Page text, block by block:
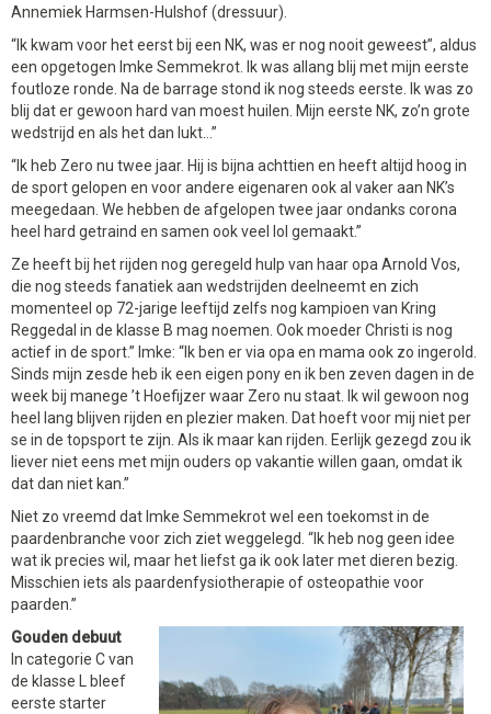
Annemiek Harmsen-Hulshof (dressuur).
“Ik kwam voor het eerst bij een NK, was er nog nooit geweest”, aldus
een opgetogen Imke Semmekrot. Ik was allang blij met mijn eerste
foutloze ronde. Na de barrage stond ik nog steeds eerste. Ik was zo
blij dat er gewoon hard van moest huilen. Mijn eerste NK, zo’n grote
wedstrijd en als het dan lukt…”
“Ik heb Zero nu twee jaar. Hij is bijna achttien en heeft altijd hoog in
de sport gelopen en voor andere eigenaren ook al vaker aan NK’s
meegedaan. We hebben de afgelopen twee jaar ondanks corona
heel hard getraind en samen ook veel lol gemaakt.”
Ze heeft bij het rijden nog geregeld hulp van haar opa Arnold Vos,
die nog steeds fanatiek aan wedstrijden deelneemt en zich
momenteel op 72-jarige leeftijd zelfs nog kampioen van Kring
Reggedal in de klasse B mag noemen. Ook moeder Christi is nog
actief in de sport.” Imke: “Ik ben er via opa en mama ook zo ingerold.
Sinds mijn zesde heb ik een eigen pony en ik ben zeven dagen in de
week bij manege ’t Hoefijzer waar Zero nu staat. Ik wil gewoon nog
heel lang blijven rijden en plezier maken. Dat hoeft voor mij niet per
se in de topsport te zijn. Als ik maar kan rijden. Eerlijk gezegd zou ik
liever niet eens met mijn ouders op vakantie willen gaan, omdat ik
dat dan niet kan.”
Niet zo vreemd dat Imke Semmekrot wel een toekomst in de
paardenbranche voor zich ziet weggelegd. “Ik heb nog geen idee
wat ik precies wil, maar het liefst ga ik ook later met dieren bezig.
Misschien iets als paardenfysiotherapie of osteopathie voor
paarden.”
Gouden debuut
In categorie C van
de klasse L bleef
eerste starter